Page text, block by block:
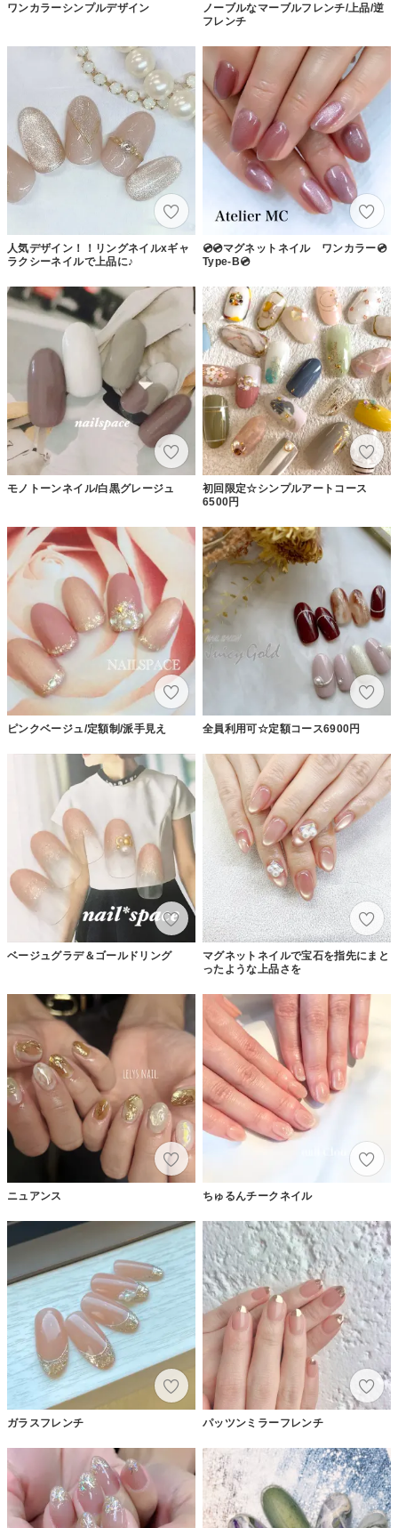
ワンカラーシンプルデザイン
ノーブルなマーブルフレンチ/上品/逆
フレンチ
人気デザイン！！リングネイルxギャ
ラクシーネイルで上品に♪
💿💿マグネットネイル ワンカラー💿
Type-B💿
モノトーンネイル/白黒グレージュ
初回限定☆シンプルアートコース
6500円
ピンクベージュ/定額制/派手見え 全員利用可☆定額コース6900円
ベージュグラデ＆ゴールドリング
マグネットネイルで宝石を指先にまと
ったような上品さを
ニュアンス ちゅるんチークネイル
ガラスフレンチ パッツンミラーフレンチ